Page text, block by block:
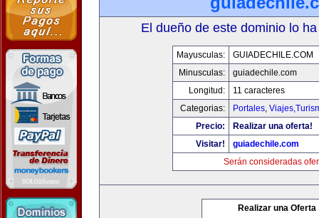
El dueño de este dominio lo
Mayusculas:
GUIADECHILE.COM
Minusculas:
guiadechile.com
Longitud:
11 caracteres
Categorias:
Portales,
Precio:
Realizar una oferta!
Visitar!
guiadechile.com
Serán consideradas
Realizar una Oferta